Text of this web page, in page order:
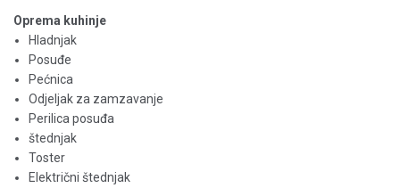
Oprema kuhinje
Hladnjak
Posuđe
Pećnica
Odjeljak za zamzavanje
Perilica posuđa
štednjak
Toster
Električni štednjak